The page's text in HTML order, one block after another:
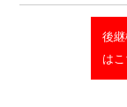
後
はこ